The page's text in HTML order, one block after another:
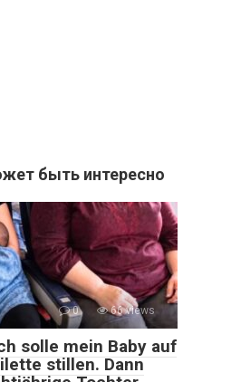
быть интересно
0 66 views
solle mein Baby auf
stillen. Dann